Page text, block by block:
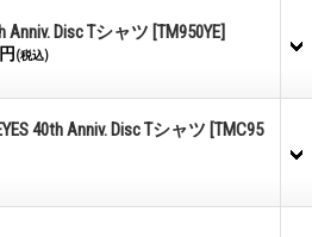
Anniv. Disc Tシャツ [TM950YE]
(税込)
40th Anniv. Disc Tシャツ [TMC95